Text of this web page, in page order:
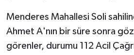
Menderes Mahallesi Soli
Ahmet A'nın bir süre sonra
görenler, durumu 112 Acil
Yerel